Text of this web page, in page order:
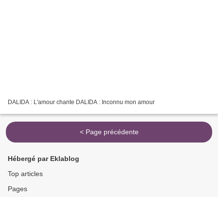
DALIDA : L'amour chante DALIDA : Inconnu mon amour
< Page précédente
Hébergé par Eklablog
Top articles
Pages